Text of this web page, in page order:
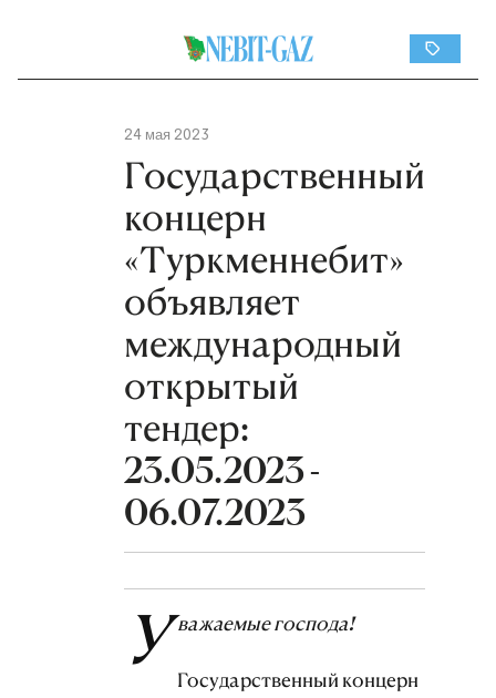
24 мая 2023
Государственный
концерн
«Туркменнебит»
объявляет
международный
открытый
тендер:
23.05.2023 -
06.07.2023
У важаемые господа!
Государственный концерн